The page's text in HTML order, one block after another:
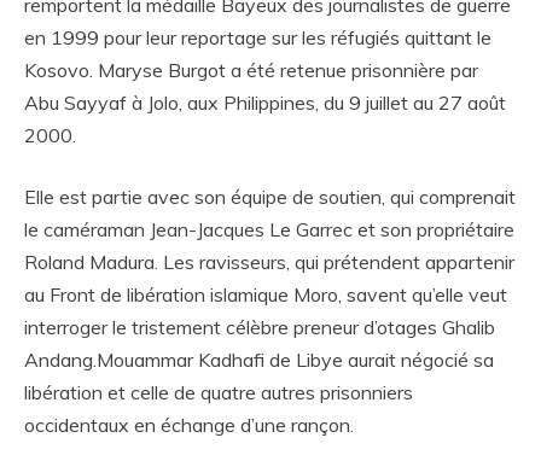
remportent la médaille Bayeux des journalistes de guerre
en 1999 pour leur reportage sur les réfugiés quittant le
Kosovo. Maryse Burgot a été retenue prisonnière par
Abu Sayyaf à Jolo, aux Philippines, du 9 juillet au 27 août
2000.
Elle est partie avec son équipe de soutien, qui comprenait
le caméraman Jean-Jacques Le Garrec et son propriétaire
Roland Madura. Les ravisseurs, qui prétendent appartenir
au Front de libération islamique Moro, savent qu’elle veut
interroger le tristement célèbre preneur d’otages Ghalib
Andang.Mouammar Kadhafi de Libye aurait négocié sa
libération et celle de quatre autres prisonniers
occidentaux en échange d’une rançon.